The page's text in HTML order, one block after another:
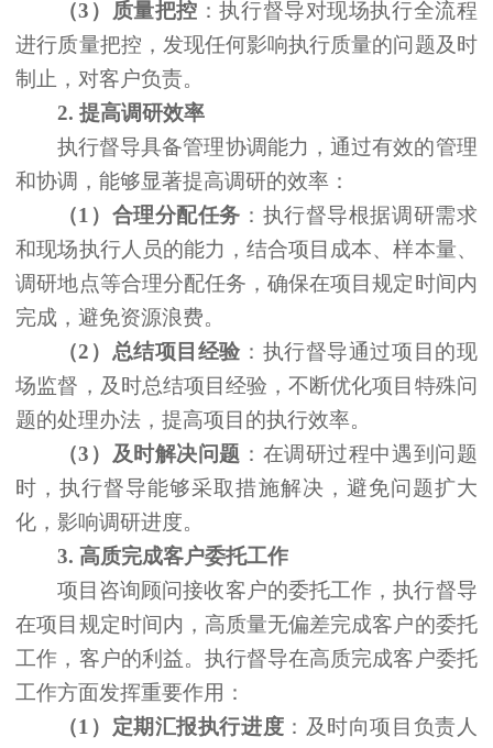
（3）质量把控 ：执行督导对现场执行全流程
进行质量把控，发现任何影响执行质量的问题及时
制止，对客户负责。
2. 提高调研效率
执行督导具备管理协调能力，通过有效的管理
和协调，能够显著提高调研的效率：
（1）合理分配任务 ：执行督导根据调研需求
和现场执行人员的能力，结合项目成本、样本量、
调研地点等合理分配任务，确保在项目规定时间内
完成，避免资源浪费。
（2）总结项目经验：执行督导通过项目的现
场监督，及时总结项目经验，不断优化项目特殊问
题的处理办法，提高项目的执行效率。
（3）及时解决问题 ：在调研过程中遇到问题
时，执行督导能够采取措施解决，避免问题扩大
化，影响调研进度。
3. 高质完成客户委托工作
项目咨询顾问接收客户的委托工作，执行督导
在项目规定时间内，高质量无偏差完成客户的委托
工作，客户的利益。执行督导在高质完成客户委托
工作方面发挥重要作用：
（1）定期汇报执行进度 ：及时向项目负责人